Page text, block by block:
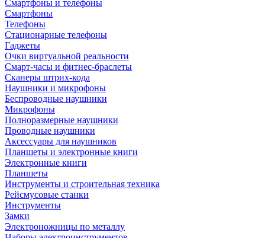
Смартфоны и телефоны
Смартфоны
Телефоны
Стационарные телефоны
Гаджеты
Очки виртуальной реальности
Смарт-часы и фитнес-браслеты
Сканеры штрих-кода
Наушники и микрофоны
Беспроводные наушники
Микрофоны
Полноразмерные наушники
Проводные наушники
Аксессуары для наушников
Планшеты и электронные книги
Электронные книги
Планшеты
Инструменты и строительная техника
Рейсмусовые станки
Инструменты
Замки
Электроножницы по металлу